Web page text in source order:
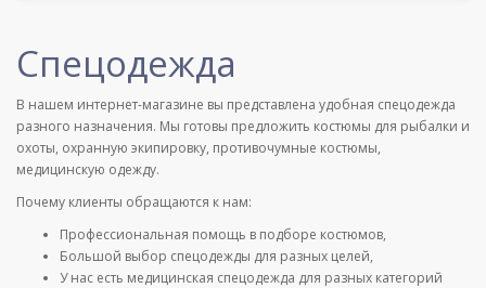
Спецодежда
В нашем интернет-магазине вы представлена удобная спецодежда
разного назначения. Мы готовы предложить костюмы для рыбалки и
охоты, охранную экипировку, противочумные костюмы,
медицинскую одежду.
Почему клиенты обращаются к нам:
Профессиональная помощь в подборе костюмов,
Большой выбор спецодежды для разных целей,
У нас есть медицинская спецодежда для разных категорий